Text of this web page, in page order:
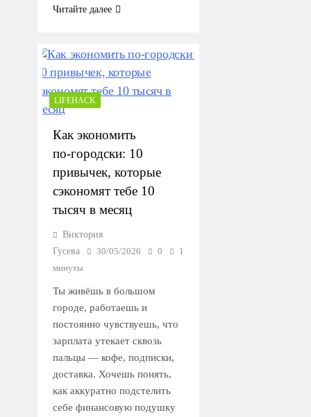
Читайте далее
LIFEHACK
Как экономить
по‑городски: 10
привычек, которые
сэкономят тебе 10
тысяч в месяц
Виктория
Гусева
30/05/2026 0
1
минуты
Ты живёшь в большом
городе, работаешь и
постоянно чувствуешь, что
зарплата утекает сквозь
пальцы — кофе, подписки,
доставка. Хочешь понять,
как аккуратно подстелить
себе финансовую подушку